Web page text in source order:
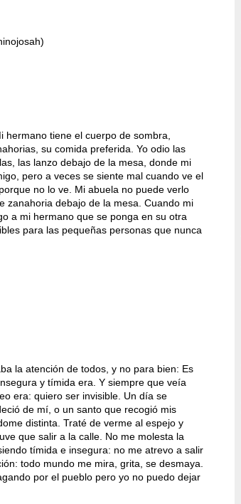
tiene el cuerpo de sombra,
su comida preferida. Yo odio las
las lanzo debajo de la mesa, donde mi
pero a veces se siente mal cuando ve el
no lo ve. Mi abuela no puede verlo
zanahoria debajo de la mesa. Cuando mi
a mi hermano que se ponga en su otra
para las pequeñas personas que nunca
la atención de todos, y no para bien: Es
y tímida era. Y siempre que veía
era: quiero ser invisible. Un día se
de mí, o un santo que recogió mis
distinta. Traté de verme al espejo y
que salir a la calle. No me molesta la
tímida e insegura: no me atrevo a salir
todo mundo me mira, grita, se desmaya.
por el pueblo pero yo no puedo dejar